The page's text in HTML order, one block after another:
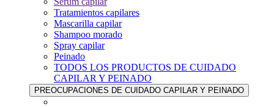
Tratamientos capilares
Mascarilla capilar
Shampoo morado
Spray capilar
Peinado
TODOS LOS PRODUCTOS DE CUIDADO
CAPILAR Y PEINADO
PREOCUPACIONES DE CUIDADO CAPILAR Y PEINADO